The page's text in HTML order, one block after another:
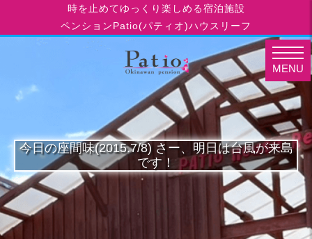
時を止めてゆっくり楽しめる宿泊施設
ペンションPatio(パティオ)ハウスリーフ
今日の座間味(2015.7/8) さー、明日は台風が来島
です！
MENU